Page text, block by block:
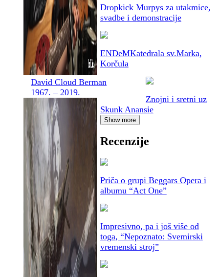
David Cloud Berman
1967. – 2019.
Dropkick Murpys za utakmice,
svadbe i demonstracije
ENDeMKatedrala sv.Marka,
Korčula
Znojni i sretni uz
Skunk Anansie
Show more
Recenzije
Priča o grupi Beggars Opera i
albumu “Act One”
Impresivno, pa i još više od
toga, “Nepoznato: Svemirski
vremenski stroj”